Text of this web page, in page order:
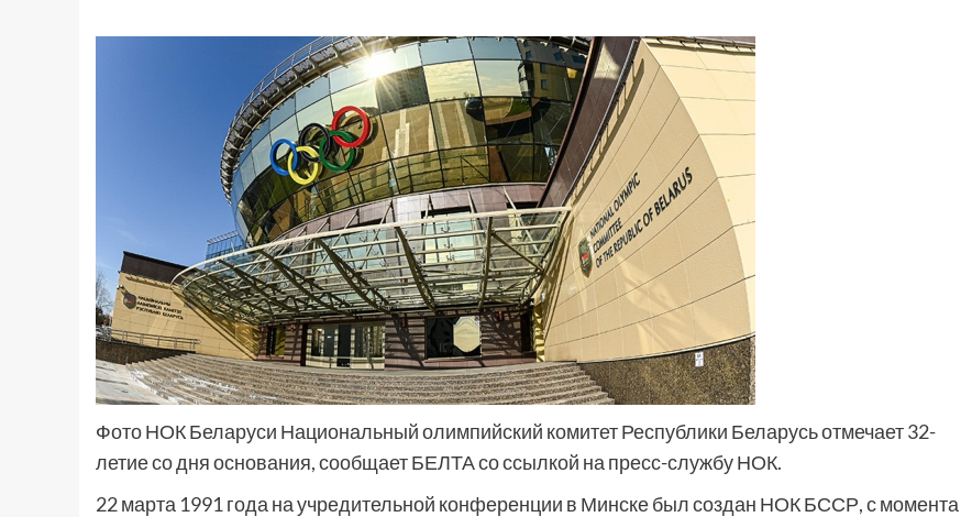
Фото НОК Беларуси Национальный олимпийский комитет Республики Беларусь отмечает 32-
летие со дня основания, сообщает БЕЛТА со ссылкой на пресс-службу НОК.
22 марта 1991 года на учредительной конференции в Минске был создан НОК БССР, с момента